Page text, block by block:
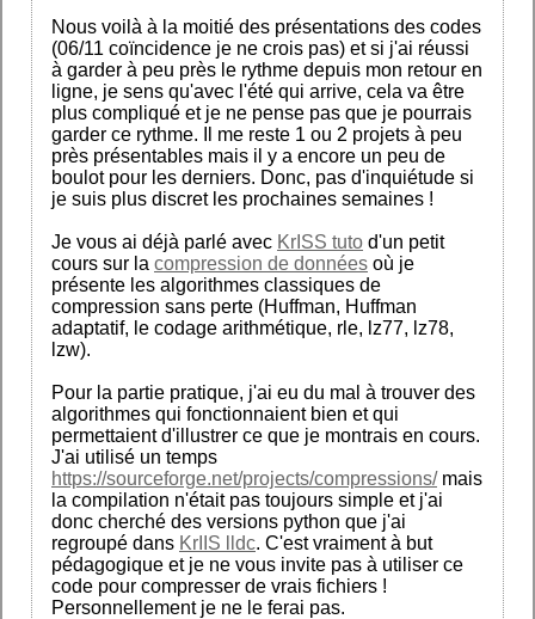
Nous voilà à la moitié des présentations des codes
(06/11 coïncidence je ne crois pas) et si j'ai réussi
à garder à peu près le rythme depuis mon retour en
ligne, je sens qu'avec l'été qui arrive, cela va être
plus compliqué et je ne pense pas que je pourrais
garder ce rythme. Il me reste 1 ou 2 projets à peu
près présentables mais il y a encore un peu de
boulot pour les derniers. Donc, pas d'inquiétude si
je suis plus discret les prochaines semaines !
Je vous ai déjà parlé avec KrISS tuto d'un petit
cours sur la compression de données où je
présente les algorithmes classiques de
compression sans perte (Huffman, Huffman
adaptatif, le codage arithmétique, rle, lz77, lz78,
lzw).
Pour la partie pratique, j'ai eu du mal à trouver des
algorithmes qui fonctionnaient bien et qui
permettaient d'illustrer ce que je montrais en cours.
J'ai utilisé un temps
https://sourceforge.net/projects/compressions/mais
la compilation n'était pas toujours simple et j'ai
donc cherché des versions python que j'ai
regroupé dans KrIIS lldc. C'est vraiment à but
pédagogique et je ne vous invite pas à utiliser ce
code pour compresser de vrais fichiers !
Personnellement je ne le ferai pas.